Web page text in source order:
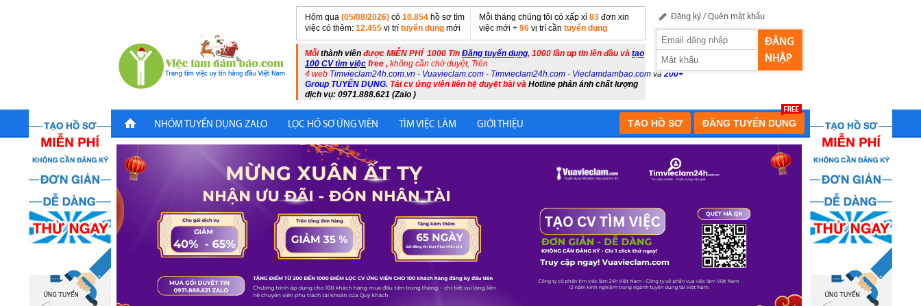
Hôm qua (05/08/2026) có 10.854 hồ sơ tìm
việc có thêm: 12.455 vị trí tuyển dụng mới
Mỗi tháng chúng tôi có xấp xỉ 83 đơn xin
việc mới + 96 vị trí cần tuyển dụng
Mỗithành viên được MIỄN PHÍ 1000 Tin Đăng tuyển dụng, 1000 lần up tin lên đầu và tạo
100 CV tìm việc free , không cần chờ duyệt, Trên
4 web Timvieclam24h.com.vn - Vuavieclam.com - Timvieclam24h.com - Vieclamdambao.com và 200+
Group TUYỂN DỤNG. Tải cv ứng viên liên hệ duyệt bài và Hotline phản ánh chất lượng
dịch vụ: 0971.888.621 (Zalo )
Đăng ký /Quên mật khẩu
ĐĂNG
NHẬP
NHÓM TUYỂN DỤNG ZALO LỌC HỒ SƠ ỨNG VIÊN TÌM VIỆC LÀM GIỚI THIỆU ĐĂNG TUYỂN DỤNG
TẠO HỒ SƠ